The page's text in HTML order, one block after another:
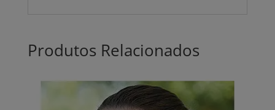
Produtos Relacionados